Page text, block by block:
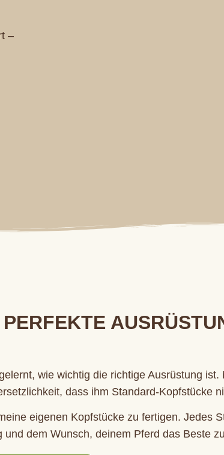
–
wie wichtig die richtige Ausrüstung ist.
dass ihm Standard-Kopfstücke
eigenen Kopfstücke zu fertigen. Jedes
dem Wunsch, deinem Pferd das Beste